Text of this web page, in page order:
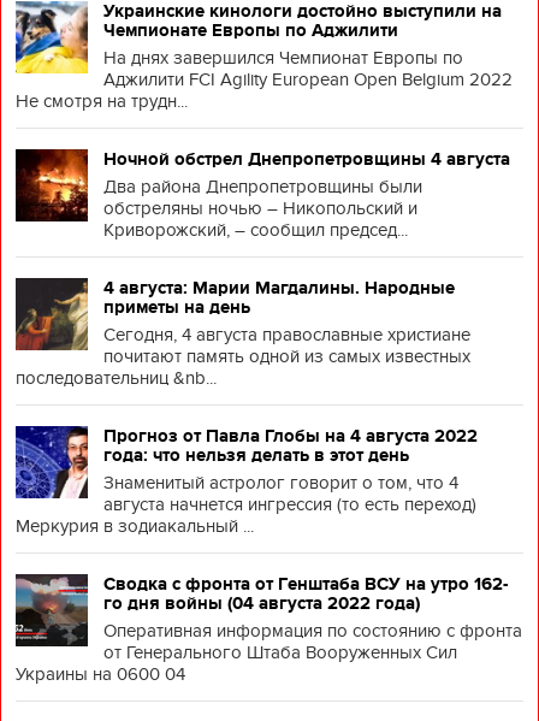
Украинские кинологи достойно выступили на
Чемпионате Европы по Аджилити
На днях завершился Чемпионат Европы по
Аджилити FCI Agility European Open Belgium 2022
Не смотря на трудн...
Ночной обстрел Днепропетровщины 4 августа
Два района Днепропетровщины были
обстреляны ночью – Никопольский и
Криворожский, – сообщил председ...
4 августа: Марии Магдалины. Народные
приметы на день
Сегодня, 4 августа православные христиане
почитают память одной из самых известных
последовательниц &nb...
Прогноз от Павла Глобы на 4 августа 2022
года: что нельзя делать в этот день
Знаменитый астролог говорит о том, что 4
августа начнется ингрессия (то есть переход)
Меркурия в зодиакальный ...
Сводка с фронта от Генштаба ВСУ на утро 162-
го дня войны (04 августа 2022 года)
Оперативная информация по состоянию с фронта
от Генерального Штаба Вооруженных Сил
Украины на 0600 04